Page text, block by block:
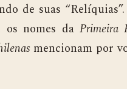
de suas
os nomes daPrimeira
mencionam por